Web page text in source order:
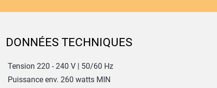
DONNÉES TECHNIQUES
Tension 220 - 240 V | 50/60 Hz
Puissance env. 260 watts MIN